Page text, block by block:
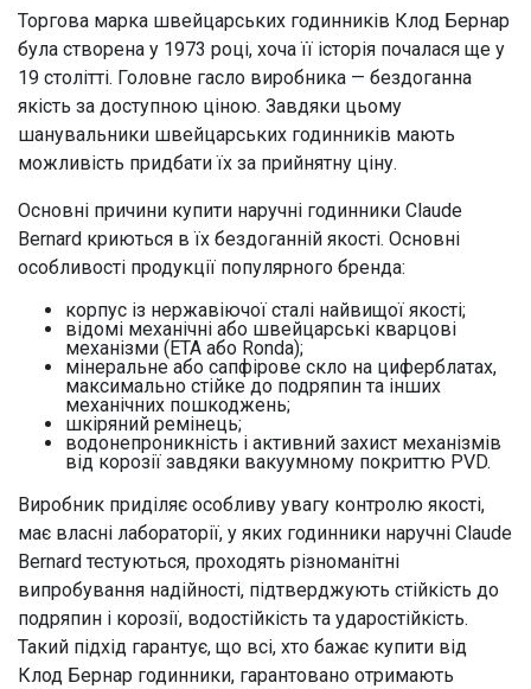
Торгова марка швейцарських годинників Клод Бернар
була створена у 1973 році, хоча її історія почалася ще у
19 столітті. Головне гасло виробника — бездоганна
якість за доступною ціною. Завдяки цьому
шанувальники швейцарських годинників мають
можливість придбати їх за прийнятну ціну.
Основні причини купити наручні годинники Claude
Bernard криються в їх бездоганній якості. Основні
особливості продукції популярного бренда:
корпус із нержавіючої сталі найвищої якості;
відомі механічні або швейцарські кварцові
механізми (ETA або Ronda);
мінеральне або сапфірове скло на циферблатах,
максимально стійке до подряпин та інших
механічних пошкоджень;
шкіряний ремінець;
водонепроникність і активний захист механізмів
від корозії завдяки вакуумному покриттю PVD.
Виробник приділяє особливу увагу контролю якості,
має власні лабораторії, у яких годинники наручні Claude
Bernard тестуються, проходять різноманітні
випробування надійності, підтверджують стійкість до
подряпин і корозії, водостійкість та ударостійкість.
Такий підхід гарантує, що всі, хто бажає купити від
Клод Бернар годинники, гарантовано отримають